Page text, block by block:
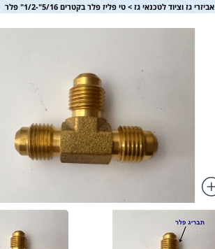
אביזרי גז וציוד לטכנאי גז > טי פליז פלר בקטרים 5/16"-1/2" פלר